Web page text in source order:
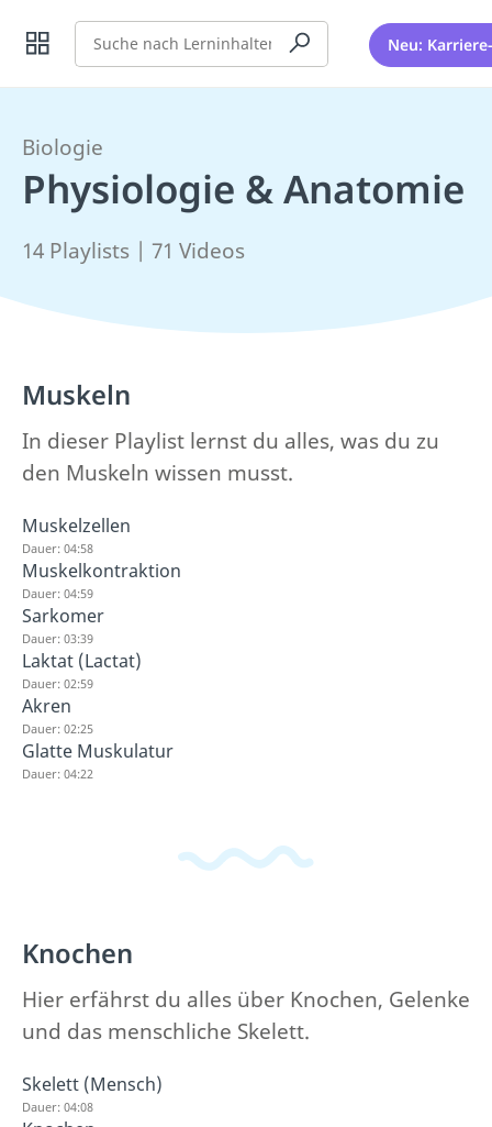
Suche Neu:
Biologie
Physiologie & Anatomie
14 Playlists | 71 Videos
Muskeln
In dieser Playlist lernst du alles, was du zu
den Muskeln wissen musst.
Muskelzellen
Dauer: 04:58
Muskelkontraktion
Dauer: 04:59
Sarkomer
Dauer: 03:39
Laktat (Lactat)
Dauer: 02:59
Akren
Dauer: 02:25
Glatte Muskulatur
Dauer: 04:22
Knochen
Hier erfährst du alles über Knochen, Gelenke
und das menschliche Skelett.
Skelett (Mensch)
Dauer: 04:08